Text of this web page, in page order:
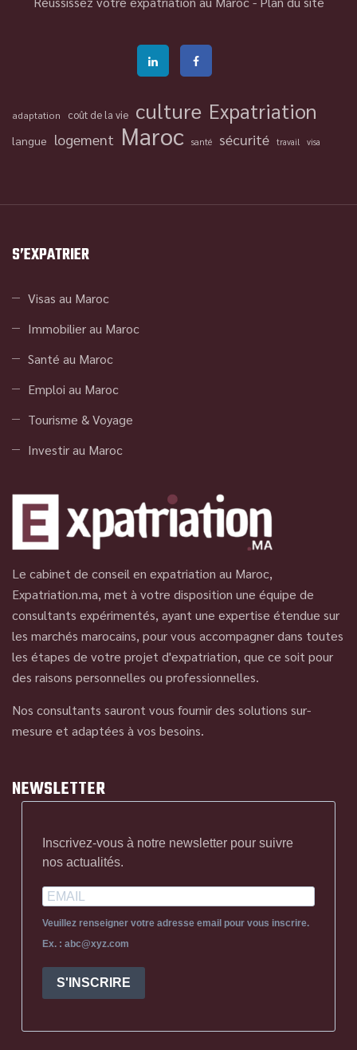
adaptation coût de la vie culture Expatriation
langue logement Maroc santé sécurité travail visa
S’EXPATRIER
Visas au Maroc
Immobilier au Maroc
Santé au Maroc
Emploi au Maroc
Tourisme & Voyage
Investir au Maroc
Le cabinet de conseil en expatriation au Maroc,
Expatriation.ma, met à votre disposition une équipe de
consultants expérimentés, ayant une expertise étendue sur
les marchés marocains, pour vous accompagner dans toutes
les étapes de votre projet d'expatriation, que ce soit pour
des raisons personnelles ou professionnelles.
Nos consultants sauront vous fournir des solutions sur-
mesure et adaptées à vos besoins.
NEWSLETTER
Inscrivez-vous à notre newsletter pour suivre
nos actualités.
Veuillez renseigner votre adresse email pour vous inscrire.
Ex. : abc@xyz.com
S'INSCRIRE